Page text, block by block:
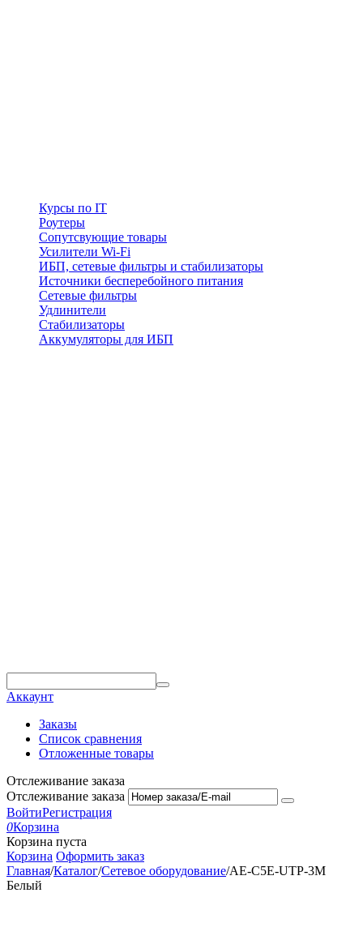
Курсы по IT
Роутеры
Сопутсвующие товары
Усилители Wi-Fi
ИБП, сетевые фильтры и стабилизаторы
Источники бесперебойного питания
Сетевые фильтры
Удлинители
Стабилизаторы
Аккумуляторы для ИБП
Аккаунт
Заказы
Список сравнения
Отложенные товары
Отслеживание заказа
Отслеживание заказа
ВойтиРегистрация
0Корзина
Корзина пуста
Корзина Оформить заказ
Главная/Каталог/Сетевое оборудование/AE-C5E-UTP-3M
Белый